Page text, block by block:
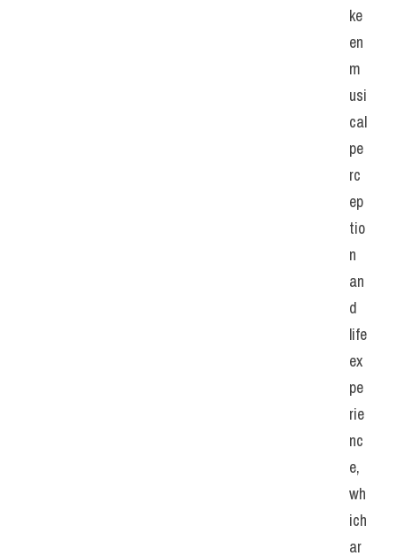
ke
en
m
usi
cal
pe
rc
ep
tio
n
an
d
life
ex
pe
rie
nc
e,
wh
ich
ar